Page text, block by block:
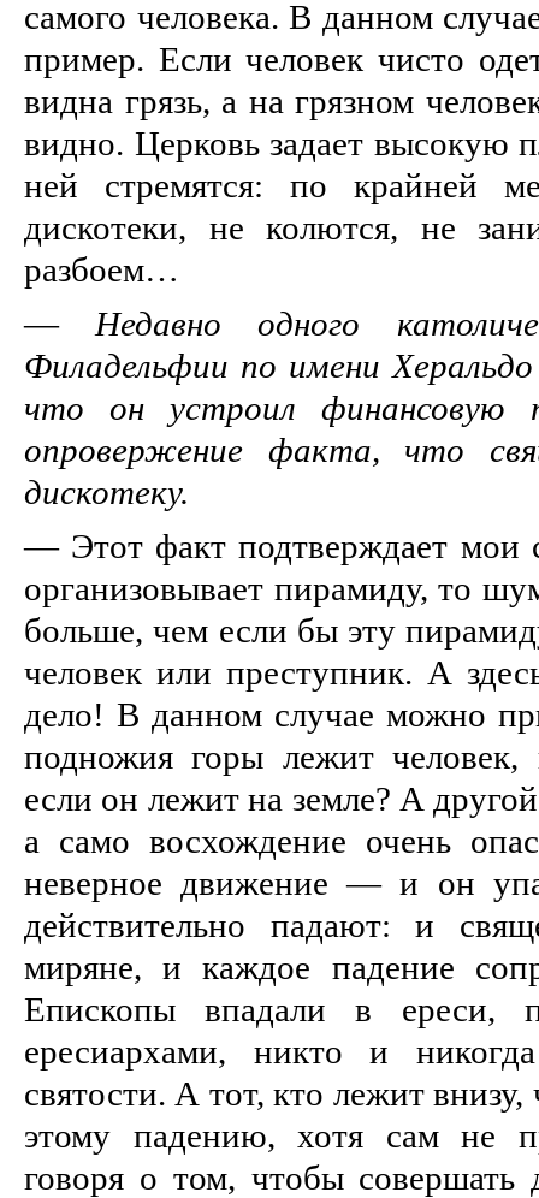
самого человека. В данном
пример. Если человек чисто
видна грязь, а на грязном
видно. Церковь задает высокую
ней стремятся: по крайней
дискотеки, не колются, не
разбоем…
— Недавно одного
Филадельфии по имени
что он устроил
опровержение факта, что
дискотеку.
— Этот факт подтверждает мои
организовывает пирамиду, то
больше, чем если бы эту
человек или преступник. А
дело! В данном случае можно
подножия горы лежит
если он лежит на земле? А
а само восхождение очень
неверное движение — и он
действительно падают: и
миряне, и каждое падение
Епископы впадали в ереси,
ересиархами, никто и
святости. А тот, кто лежит внизу,
этому падению, хотя сам не
говоря о том, чтобы совершать